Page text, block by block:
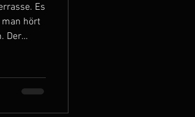
Es
man hört
Der
So
mein